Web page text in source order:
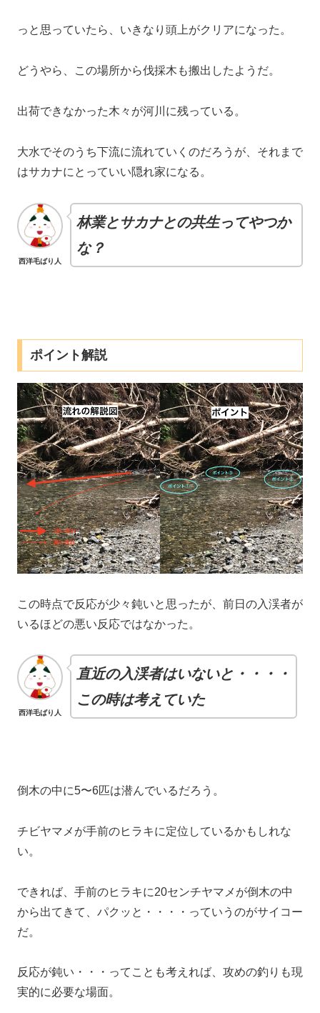
っと思っていたら、いきなり頭上がクリアになった。
どうやら、この場所から伐採木も搬出したようだ。
出荷できなかった木々が河川に残っている。
大水でそのうち下流に流れていくのだろうが、それまで
はサカナにとっていい隠れ家になる。
西洋毛ばり人
林業とサカナとの共生ってやつか
な？
ポイント解説
この時点で反応が少々鈍いと思ったが、前日の入渓者が
いるほどの悪い反応ではなかった。
西洋毛ばり人
直近の入渓者はいないと・・・・
この時は考えていた
倒木の中に5〜6匹は潜んでいるだろう。
チビヤマメが手前のヒラキに定位しているかもしれな
い。
できれば、手前のヒラキに20センチヤマメが倒木の中
から出てきて、パクッと・・・・っていうのがサイコー
だ。
反応が鈍い・・・ってことも考えれば、攻めの釣りも現
実的に必要な場面。